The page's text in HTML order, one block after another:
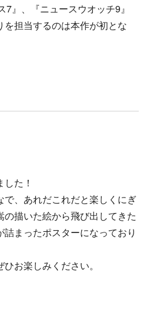
』、『ニュースウオッチ9』
担当するのは本作が初とな
た！
で、あれだこれだと楽しくにぎ
描いた絵から飛び出してきた
まったポスターになっており
お楽しみください。